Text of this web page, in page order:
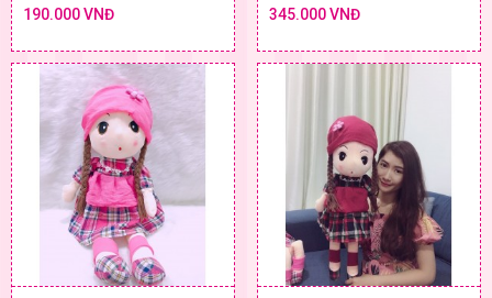
190.000 VNĐ 345.000 VNĐ